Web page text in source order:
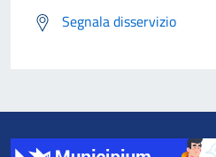
Segnala disservizio